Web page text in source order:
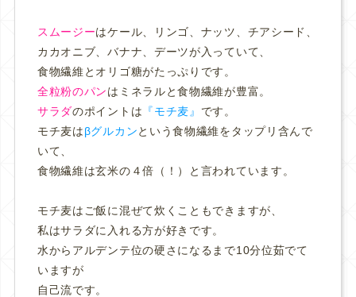
スムージーはケール、リンゴ、ナッツ、チアシード、
カカオニブ、バナナ、デーツが入っていて、
食物繊維とオリゴ糖がたっぷりです。
全粒粉のパンはミネラルと食物繊維が豊富。
サラダのポイントは 『モチ麦』 です。
モチ麦はβグルカンという食物繊維をタップリ含んで
いて、
食物繊維は玄米の４倍（！）と言われています。
モチ麦はご飯に混ぜて炊くこともできますが、
私はサラダに入れる方が好きです。
水からアルデンテ位の硬さになるまで10分位茹でて
いますが
自己流です。